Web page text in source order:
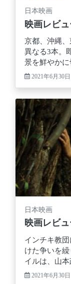
日本映画
映画レビ
京都、沖縄
異なる3本。
景を鮮やかに
2021年6月30日
日本映画
映画レビュ
インチキ教
けた争いを
イルは、山本
2021年6月30日